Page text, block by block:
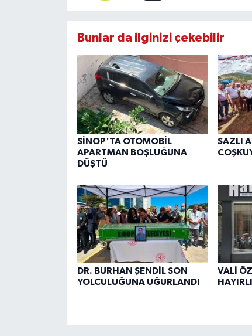
Bunlar da ilginizi çekebilir
SİNOP'TA OTOMOBİL
APARTMAN BOŞLUĞUNA
DÜŞTÜ
SAZLI
DR. BURHAN ŞENDİL SON
YOLCULUĞUNA UĞURLANDI
VALİ